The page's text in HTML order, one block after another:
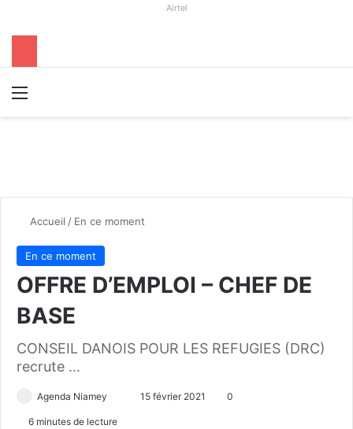
Airtel
Accueil / En ce moment
En ce moment
OFFRE D’EMPLOI – CHEF DE
BASE
CONSEIL DANOIS POUR LES REFUGIES (DRC)
recrute ...
Agenda Niamey 15 février 2021 0
6 minutes de lecture